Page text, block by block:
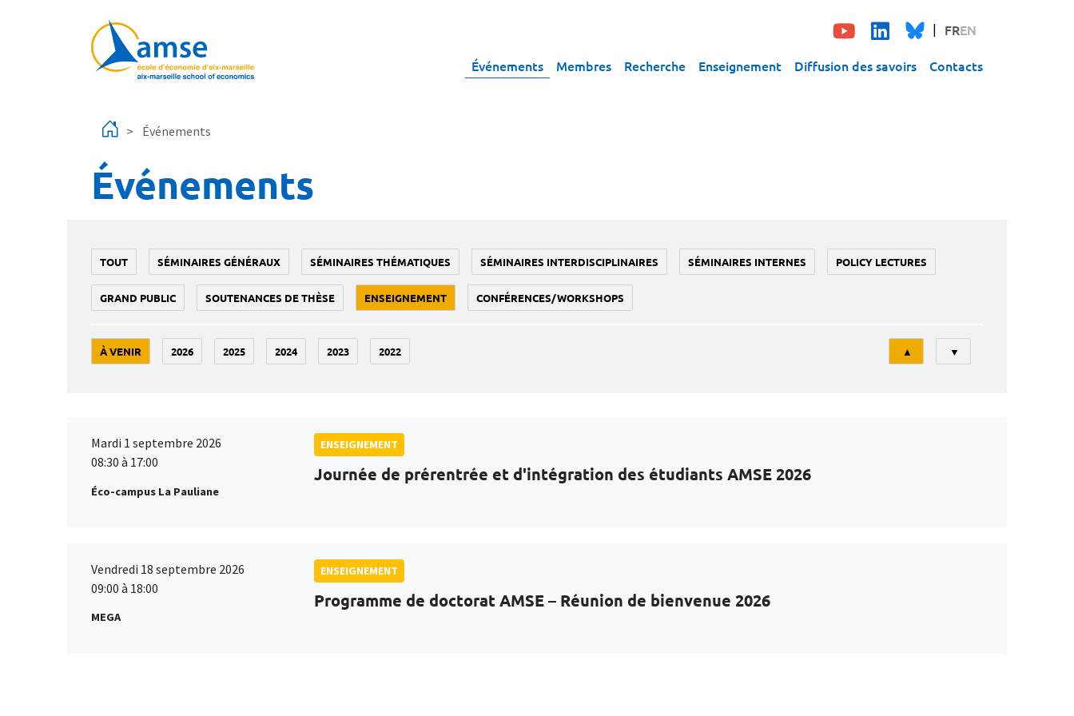
FREN
Événements Membres Recherche Enseignement Diffusion des savoirs Contacts
Événements
Événements
TOUT SÉMINAIRES GÉNÉRAUX SÉMINAIRES THÉMATIQUES SÉMINAIRES INTERDISCIPLINAIRES SÉMINAIRES INTERNES POLICY LECTURES
GRAND PUBLIC SOUTENANCES DE THÈSE ENSEIGNEMENT CONFÉRENCES/WORKSHOPS
À VENIR 2026 2025 2024 2023 2022
Tri
▲ ▼
Mardi 1 septembre 2026
08:30 à 17:00
Éco-campus La Pauliane
ENSEIGNEMENT
Journée de prérentrée et d'intégration des étudiants AMSE 2026
Vendredi 18 septembre 2026
09:00 à 18:00
MEGA
ENSEIGNEMENT
Programme de doctorat AMSE – Réunion de bienvenue 2026